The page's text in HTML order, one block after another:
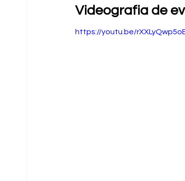
Videografia de
https://youtu.be/